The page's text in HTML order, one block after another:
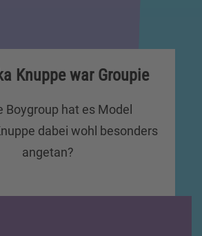
Knuppe war Groupie
Boygroup hat es Model
dabei wohl besonders
angetan?